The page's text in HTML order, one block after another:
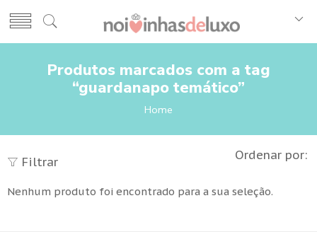
Produtos marcados com a tag
“guardanapo temático”
Home
Filtrar Ordenar por:
Nenhum produto foi encontrado para a sua seleção.